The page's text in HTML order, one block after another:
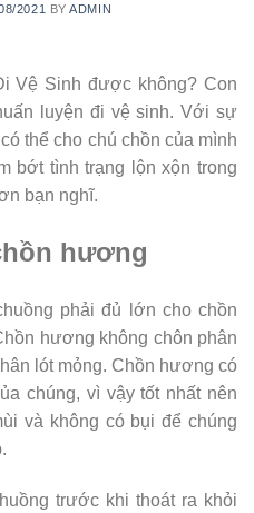
2021 BYADMIN
Vệ Sinh được không? Con
luyện đi vệ sinh. Với sự
thể cho chú chồn của mình
bớt tình trạng lộn xộn trong
bạn nghĩ.
hương
phải đủ lớn cho chồn
hương không chôn phân
lót mỏng. Chồn hương có
chúng, vì vậy tốt nhất nên
và không có bụi để chúng
trước khi thoát ra khỏi